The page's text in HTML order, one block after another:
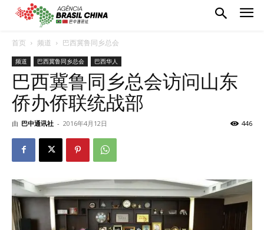
首页 频道 巴西冀鲁同乡总会
频道 巴西冀鲁同乡总会 巴西华人
巴西冀鲁同乡总会访问山东
侨办侨联统战部
由 巴中通讯社 - 2016年4月12日 446